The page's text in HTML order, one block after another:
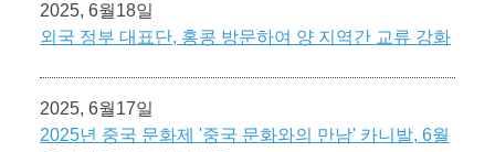
2025, 6월18일
외국 정부 대표단, 홍콩 방문하여 양 지역간 교류 강화
2025, 6월17일
2025년 중국 문화제 '중국 문화와의 만남' 카니발, 6월